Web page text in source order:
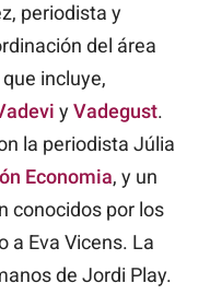
periodista y
del área
incluye,
y Vadegust.
la periodista Júlia
Economia, y un
conocidos por los
a Eva Vicens. La
de Jordi Play.